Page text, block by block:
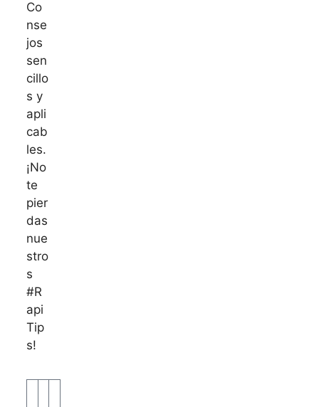
Co
nse
jos
sen
cillo
s y
apli
cab
les.
¡No
te
pier
das
nue
stro
s
#R
api
Tip
s!